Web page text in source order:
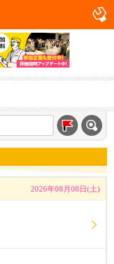
2026年08月08日(土)